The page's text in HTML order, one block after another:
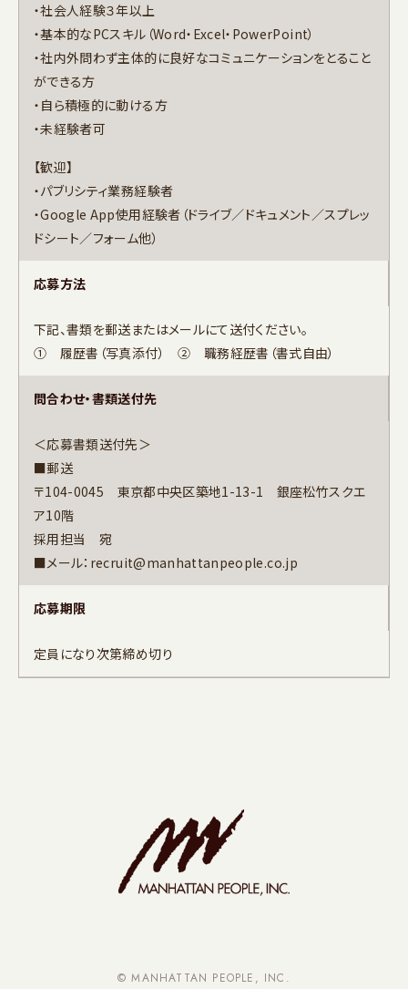
・社会人経験３年以上
・基本的なPCスキル（Word・Excel・PowerPoint）
・社内外問わず主体的に良好なコミュニケーションをとること
ができる方
・自ら積極的に動ける方
・未経験者可
【歓迎】
・パブリシティ業務経験者
・Google App使用経験者（ドライブ／ドキュメント／スプレッ
ドシート／フォーム他）
応募方法
下記、書類を郵送またはメールにて送付ください。
① 履歴書（写真添付） ② 職務経歴書（書式自由）
問合わせ・書類送付先
＜応募書類送付先＞
■郵送
〒104-0045 東京都中央区築地1-13-1 銀座松竹スクエ
ア10階
採用担当 宛
■メール：recruit@manhattanpeople.co.jp
応募期限
定員になり次第締め切り
© MANHATTAN PEOPLE, INC.